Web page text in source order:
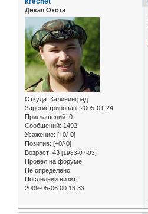
Дикая Охота
Откуда: Калининград
Зарегистрирован: 2005-01-24
Приглашений: 0
Сообщений: 1492
Уважение: [+0/-0]
Позитив: [+0/-0]
Возраст: 43 [1983-07-03]
Провел на форуме:
Не определено
Последний визит:
2009-05-06 00:13:33